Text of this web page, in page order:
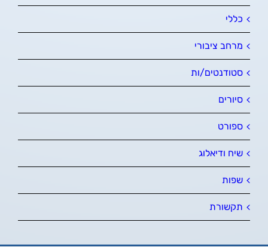
כללי
מרחב ציבורי
סטודנטים/ות
סיורים
ספורט
שיח ודיאלוג
שפות
תקשורת